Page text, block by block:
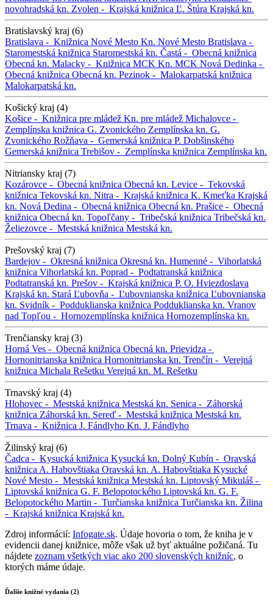
novohradská kn. Zvolen - Krajská knižnica Ľ. Štúra Krajská kn.
Bratislavský kraj (6)
Bratislava - Knižnica Nové Mesto Kn. Nové Mesto Bratislava -
Staromestská knižnica Staromestská kn. Častá - Obecná knižnica
Obecná kn. Malacky - Knižnica MCK Kn. MCK Nová Dedinka -
Obecná knižnica Obecná kn. Pezinok - Malokarpatská knižnica
Malokarpatská kn.
Košický kraj (4)
Košice - Knižnica pre mládež Kn. pre mládež Michalovce -
Zemplínska knižnica G. Zvonického Zemplínska kn. G.
Zvonického Rožňava - Gemerská knižnica P. Dobšinského
Gemerská knižnica Trebišov - Zemplínska knižnica Zemplínska kn.
Nitriansky kraj (7)
Kozárovce - Obecná knižnica Obecná kn. Levice - Tekovská
knižnica Tekovská kn. Nitra - Krajská knižnica K. Kmeťka Krajská
kn. Nová Dedina - Obecná knižnica Obecná kn. Prašice - Obecná
knižnica Obecná kn. Topoľčany - Tribečská knižnica Tribečská kn.
Želiezovce - Mestská knižnica Mestská kn.
Prešovský kraj (7)
Bardejov - Okresná knižnica Okresná kn. Humenné - Vihorlatská
knižnica Vihorlatská kn. Poprad - Podtatranská knižnica
Podtatranská kn. Prešov - Krajská knižnica P. O. Hviezdoslava
Krajská kn. Stará Ľubovňa - Ľubovnianska knižnica Ľubovnianska
kn. Svidník - Podduklianska knižnica Podduklianska kn. Vranov
nad Topľou - Hornozemplínska knižnica Hornozemplínska kn.
Trenčiansky kraj (3)
Horná Ves - Obecná knižnica Obecná kn. Prievidza -
Hornonitrianska knižnica Hornonitrianska kn. Trenčín - Verejná
knižnica Michala Rešetku Verejná kn. M. Rešetku
Trnavský kraj (4)
Hlohovec - Mestská knižnica Mestská kn. Senica - Záhorská
knižnica Záhorská kn. Sereď - Mestská knižnica Mestská kn.
Trnava - Knižnica J. Fándlyho Kn. J. Fándlyho
Žilinský kraj (6)
Čadca - Kysucká knižnica Kysucká kn. Dolný Kubín - Oravská
knižnica A. Habovštiaka Oravská kn. A. Habovštiaka Kysucké
Nové Mesto - Mestská knižnica Mestská kn. Liptovský Mikuláš -
Liptovská knižnica G. F. Belopotockého Liptovská kn. G. F.
Belopotockého Martin - Turčianska knižnica Turčianska kn. Žilina
- Krajská knižnica Krajská kn.
Zdroj informácií: Infogate.sk. Údaje hovoria o tom, že kniha je v
evidencii danej knižnice, môže však už byť aktuálne požičaná. Tu
nájdete zoznam všetkých viac ako 200 slovenských knižníc, o
ktorých máme údaje.
Ďalšie knižné vydania (2)